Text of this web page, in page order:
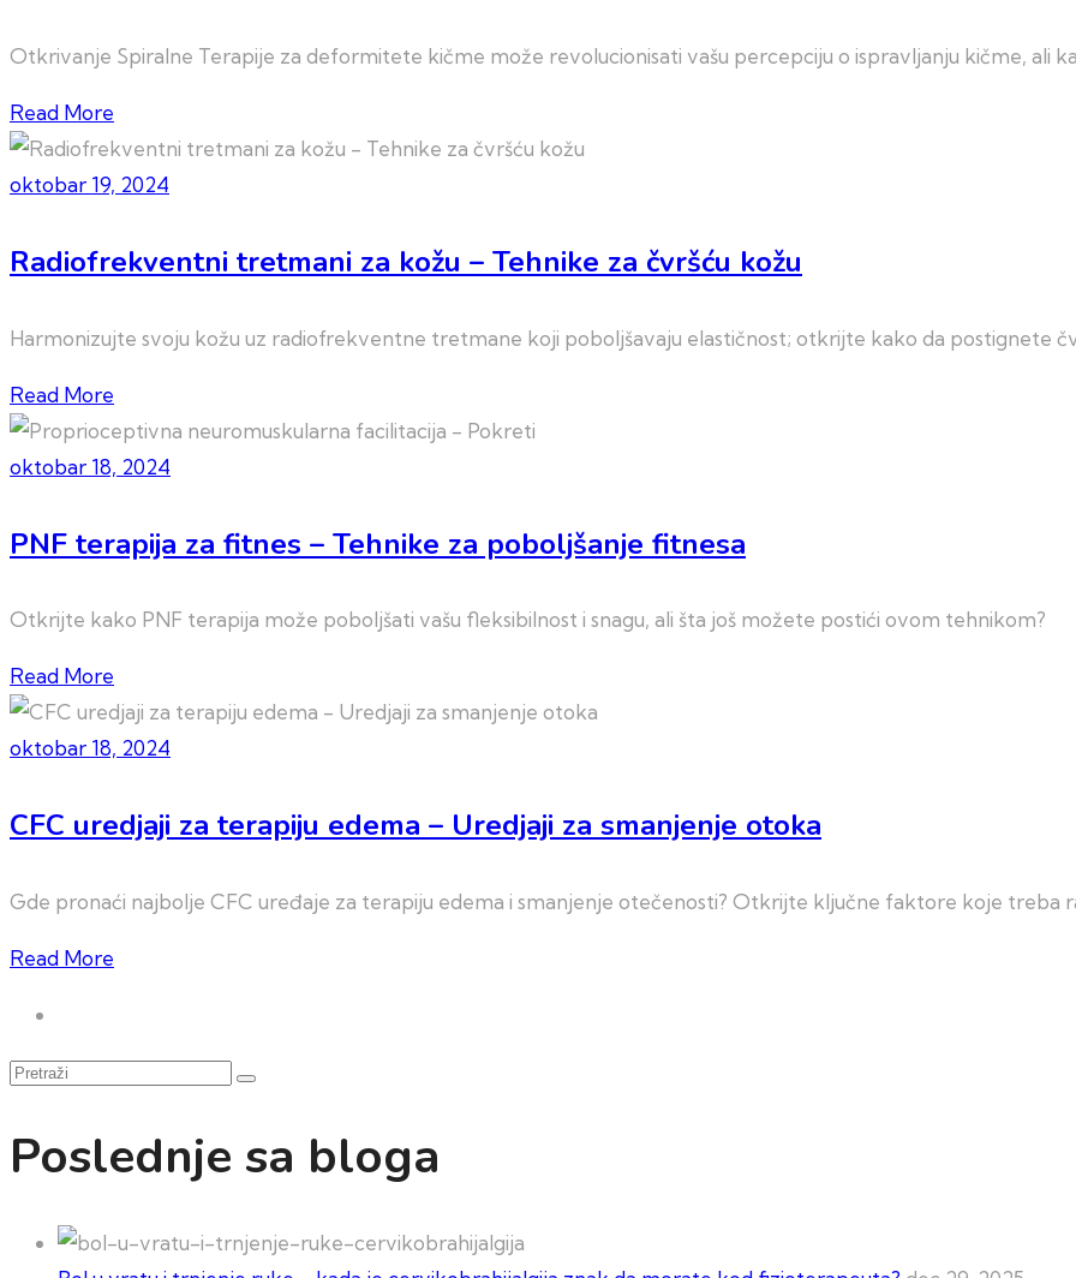
Otkrivanje Spiralne Terapije za deformitete kičme može revolucionisati vašu percepciju o ispravljanju kičme, ali
Read More
oktobar 19, 2024
Radiofrekventni tretmani za kožu – Tehnike za čvršću kožu
Harmonizujte svoju kožu uz radiofrekventne tretmane koji poboljšavaju elastičnost; otkrijte kako da postignete
Read More
oktobar 18, 2024
PNF terapija za fitnes – Tehnike za poboljšanje fitnesa
Otkrijte kako PNF terapija može poboljšati vašu fleksibilnost i snagu, ali šta još možete postići ovom tehnikom?
Read More
oktobar 18, 2024
CFC uredjaji za terapiju edema – Uredjaji za smanjenje otoka
Gde pronaći najbolje CFC uređaje za terapiju edema i smanjenje otečenosti? Otkrijte ključne faktore koje treba
Read More
Pretraži
Poslednje sa bloga